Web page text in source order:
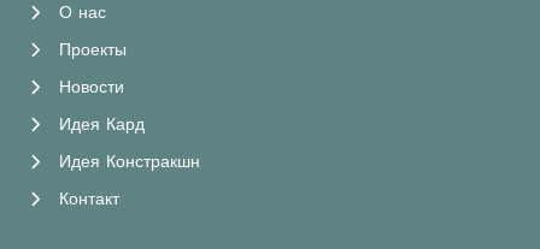
О нас
Проекты
Новости
Идея Кард
Идея Констракшн
Контакт